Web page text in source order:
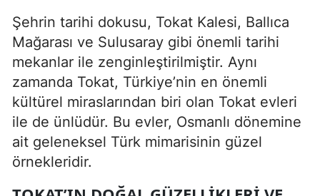
Şehrin tarihi dokusu, Tokat Kalesi, Ballıca
Mağarası ve Sulusaray gibi önemli tarihi
mekanlar ile zenginleştirilmiştir. Aynı
zamanda Tokat, Türkiye’nin en önemli
kültürel miraslarından biri olan Tokat evleri
ile de ünlüdür. Bu evler, Osmanlı dönemine
ait geleneksel Türk mimarisinin güzel
örnekleridir.